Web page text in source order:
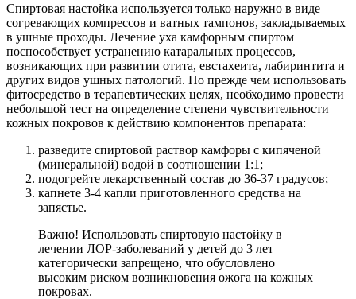
Спиртовая настойка используется только наружно в виде
согревающих компрессов и ватных тампонов, закладываемых
в ушные проходы. Лечение уха камфорным спиртом
поспособствует устранению катаральных процессов,
возникающих при развитии отита, евстахеита, лабиринтита и
других видов ушных патологий. Но прежде чем использовать
фитосредство в терапевтических целях, необходимо провести
небольшой тест на определение степени чувствительности
кожных покровов к действию компонентов препарата:
разведите спиртовой раствор камфоры с кипяченой
(минеральной) водой в соотношении 1:1;
подогрейте лекарственный состав до 36-37 градусов;
капнете 3-4 капли приготовленного средства на
запястье.
Важно! Использовать спиртовую настойку в
лечении ЛОР-заболеваний у детей до 3 лет
категорически запрещено, что обусловлено
высоким риском возникновения ожога на кожных
покровах.